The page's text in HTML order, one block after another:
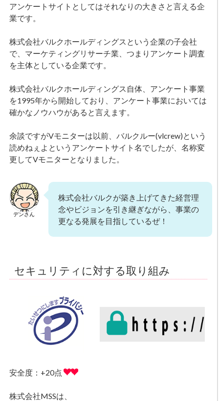
アンケートサイトとしてはそれなりの大きさと言える企
業です。
株式会社バルクホールディングスという企業の子会社
で、マーケティングリサーチ業、つまりアンケート調査
を主体としている企業です。
株式会社バルクホールディングス自体、アンケート事業
を1995年から開始しており、アンケート事業においては
確かなノウハウがあると言えます。
余談ですがVモニターは以前、バルクルー(vlcrew)という
読めねぇよというアンケートサイト名でしたが、名称変
更してVモニターとなりました。
デンさん
株式会社バルクが築き上げてきた経営理
念やビジョンを引き継ぎながら、事業の
更なる発展を目指しているぜ！
セキュリティに対する取り組み
安全度：+20点
株式会社MSSは、